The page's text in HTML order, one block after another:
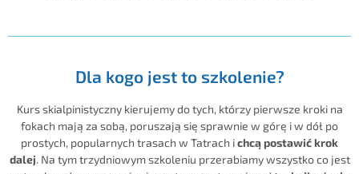
Dla kogo jest to szkolenie?
Kurs skialpinistyczny kierujemy do tych, którzy pierwsze kroki na
fokach mają za sobą, poruszają się sprawnie w górę i w dół po
prostych, popularnych trasach w Tatrach ichcą postawić krok
dalej. Na tym trzydniowym szkoleniu przerabiamy wszystko co jest